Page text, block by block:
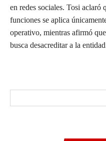
en redes sociales. Tosi aclaró
funciones se aplica
operativo, mientras afirmó
busca desacreditar a la